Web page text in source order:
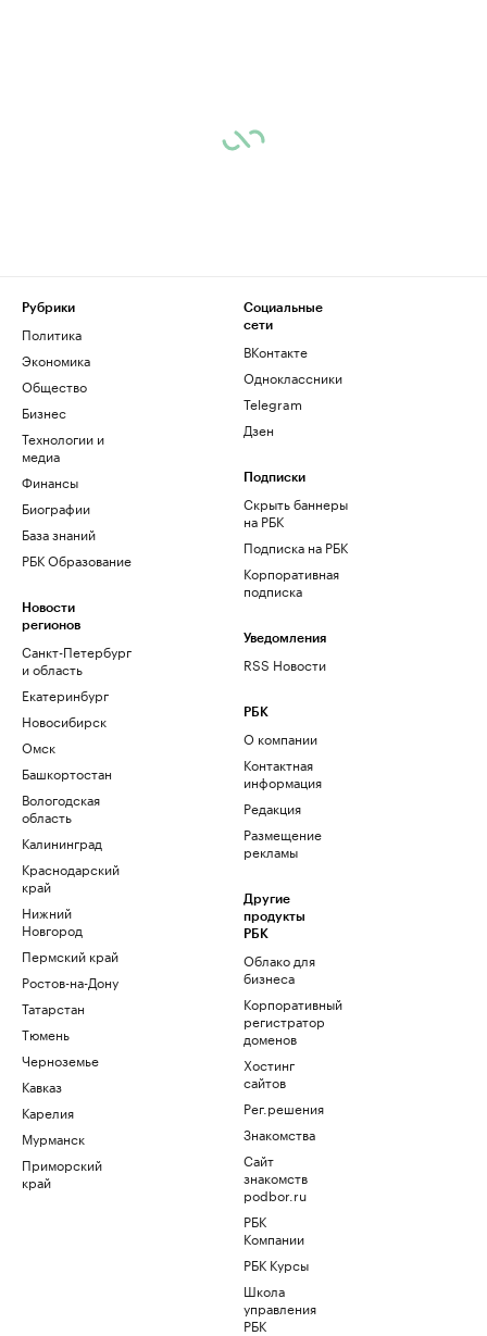
Рубрики
Политика
Экономика
Общество
Бизнес
Технологии и
медиа
Финансы
Биографии
База знаний
РБК Образование
Новости
регионов
Санкт-Петербург
и область
Екатеринбург
Новосибирск
Омск
Башкортостан
Вологодская
область
Калининград
Краснодарский
край
Нижний
Новгород
Пермский край
Ростов-на-Дону
Татарстан
Тюмень
Черноземье
Кавказ
Карелия
Мурманск
Приморский
край
Социальные
сети
ВКонтакте
Одноклассники
Telegram
Дзен
Подписки
Скрыть баннеры
на РБК
Подписка на РБК
Корпоративная
подписка
Уведомления
RSS Новости
РБК
О компании
Контактная
информация
Редакция
Размещение
рекламы
Другие
продукты
РБК
Облако для
бизнеса
Корпоративный
регистратор
доменов
Хостинг
сайтов
Рег.решения
Знакомства
Сайт
знакомств
podbor.ru
РБК
Компании
РБК Курсы
Школа
управления
РБК